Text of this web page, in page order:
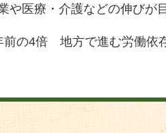
や医療・介護などの伸び
前の4倍 地方で進む労働依